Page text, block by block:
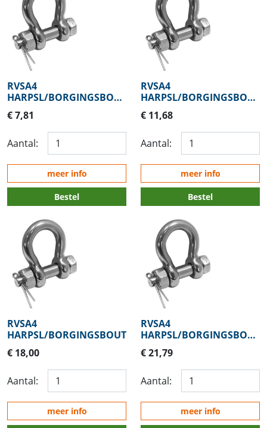
RVSA4
HARPSL/BORGINGSBOUT
4,8MM
€ 7,81
Aantal:
meer info
Bestel
RVSA4
HARPSL/BORGINGSBOUT
6,4MM
€ 11,68
Aantal:
meer info
Bestel
RVSA4
HARPSL/BORGINGSBOUT8MM
€ 18,00
Aantal:
meer info
RVSA4
HARPSL/BORGINGSBOUT
9,5MM
€ 21,79
Aantal:
meer info